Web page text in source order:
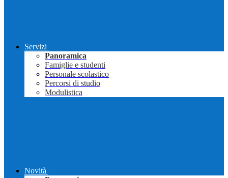
Servizi
Panoramica
Famiglie e studenti
Personale scolastico
Percorsi di studio
Modulistica
Novità